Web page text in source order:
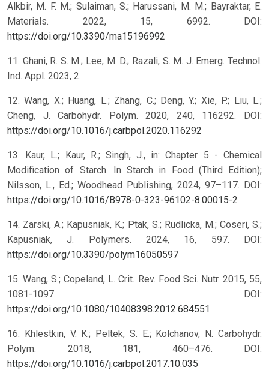
Alkbir, M. F. M.; Sulaiman, S.; Harussani, M. M.; Bayraktar, E.
Materials. 2022, 15, 6992. DOI:
https://doi.org/10.3390/ma15196992
11. Ghani, R. S. M.; Lee, M. D.; Razali, S. M. J. Emerg. Technol.
Ind. Appl. 2023, 2.
12. Wang, X.; Huang, L.; Zhang, C.; Deng, Y.; Xie, P.; Liu, L.;
Cheng, J. Carbohydr. Polym. 2020, 240, 116292. DOI:
https://doi.org/10.1016/j.carbpol.2020.116292
13. Kaur, L.; Kaur, R.; Singh, J., in: Chapter 5 - Chemical
Modification of Starch. In Starch in Food (Third Edition);
Nilsson, L., Ed.; Woodhead Publishing, 2024, 97–117. DOI:
https://doi.org/10.1016/B978-0-323-96102-8.00015-2
14. Zarski, A.; Kapusniak, K.; Ptak, S.; Rudlicka, M.; Coseri, S.;
Kapusniak, J. Polymers. 2024, 16, 597. DOI:
https://doi.org/10.3390/polym16050597
15. Wang, S.; Copeland, L. Crit. Rev. Food Sci. Nutr. 2015, 55,
1081-1097. DOI:
https://doi.org/10.1080/10408398.2012.684551
16. Khlestkin, V. K.; Peltek, S. E.; Kolchanov, N. Carbohydr.
Polym. 2018, 181, 460–476. DOI:
https://doi.org/10.1016/j.carbpol.2017.10.035